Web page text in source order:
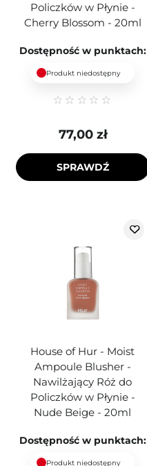
Policzków w Płynie -
Cherry Blossom - 20ml
Dostępność w punktach:
Produkt niedostępny
77,00 zł
SPRAWDŹ
House of Hur - Moist
Ampoule Blusher -
Nawilżający Róż do
Policzków w Płynie -
Nude Beige - 20ml
Dostępność w punktach:
Produkt niedostępny